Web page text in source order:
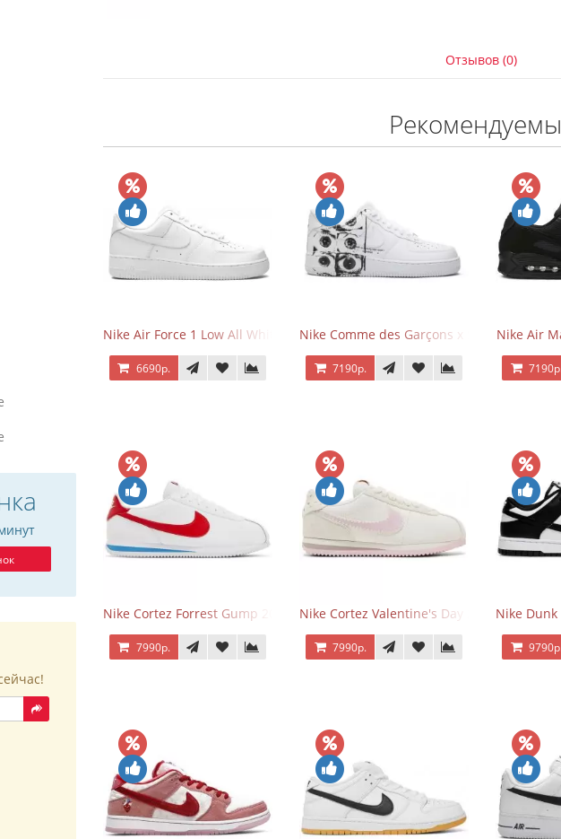
Отзывов (0)
Nike Air Force 1 Low All White
6690р.
Nike Comme des Garçons x Supreme x Air
7190р.
Nike Air
Nike Cortez Forrest Gump 2024
7990р.
Nike Cortez Valentine's Day 2025
7990р.
Nike